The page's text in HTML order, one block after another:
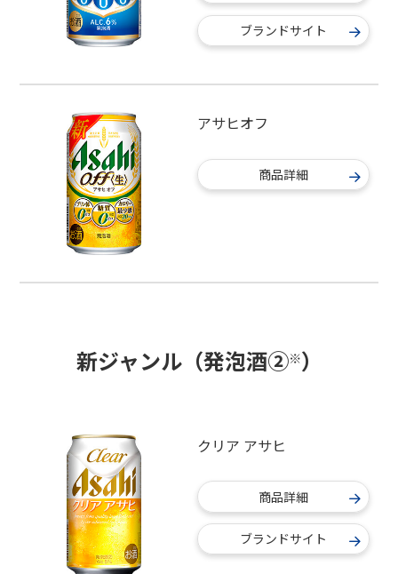
ブランドサイト
アサヒオフ
商品詳細
新ジャンル（発泡酒②※）
クリア アサヒ
商品詳細
ブランドサイト